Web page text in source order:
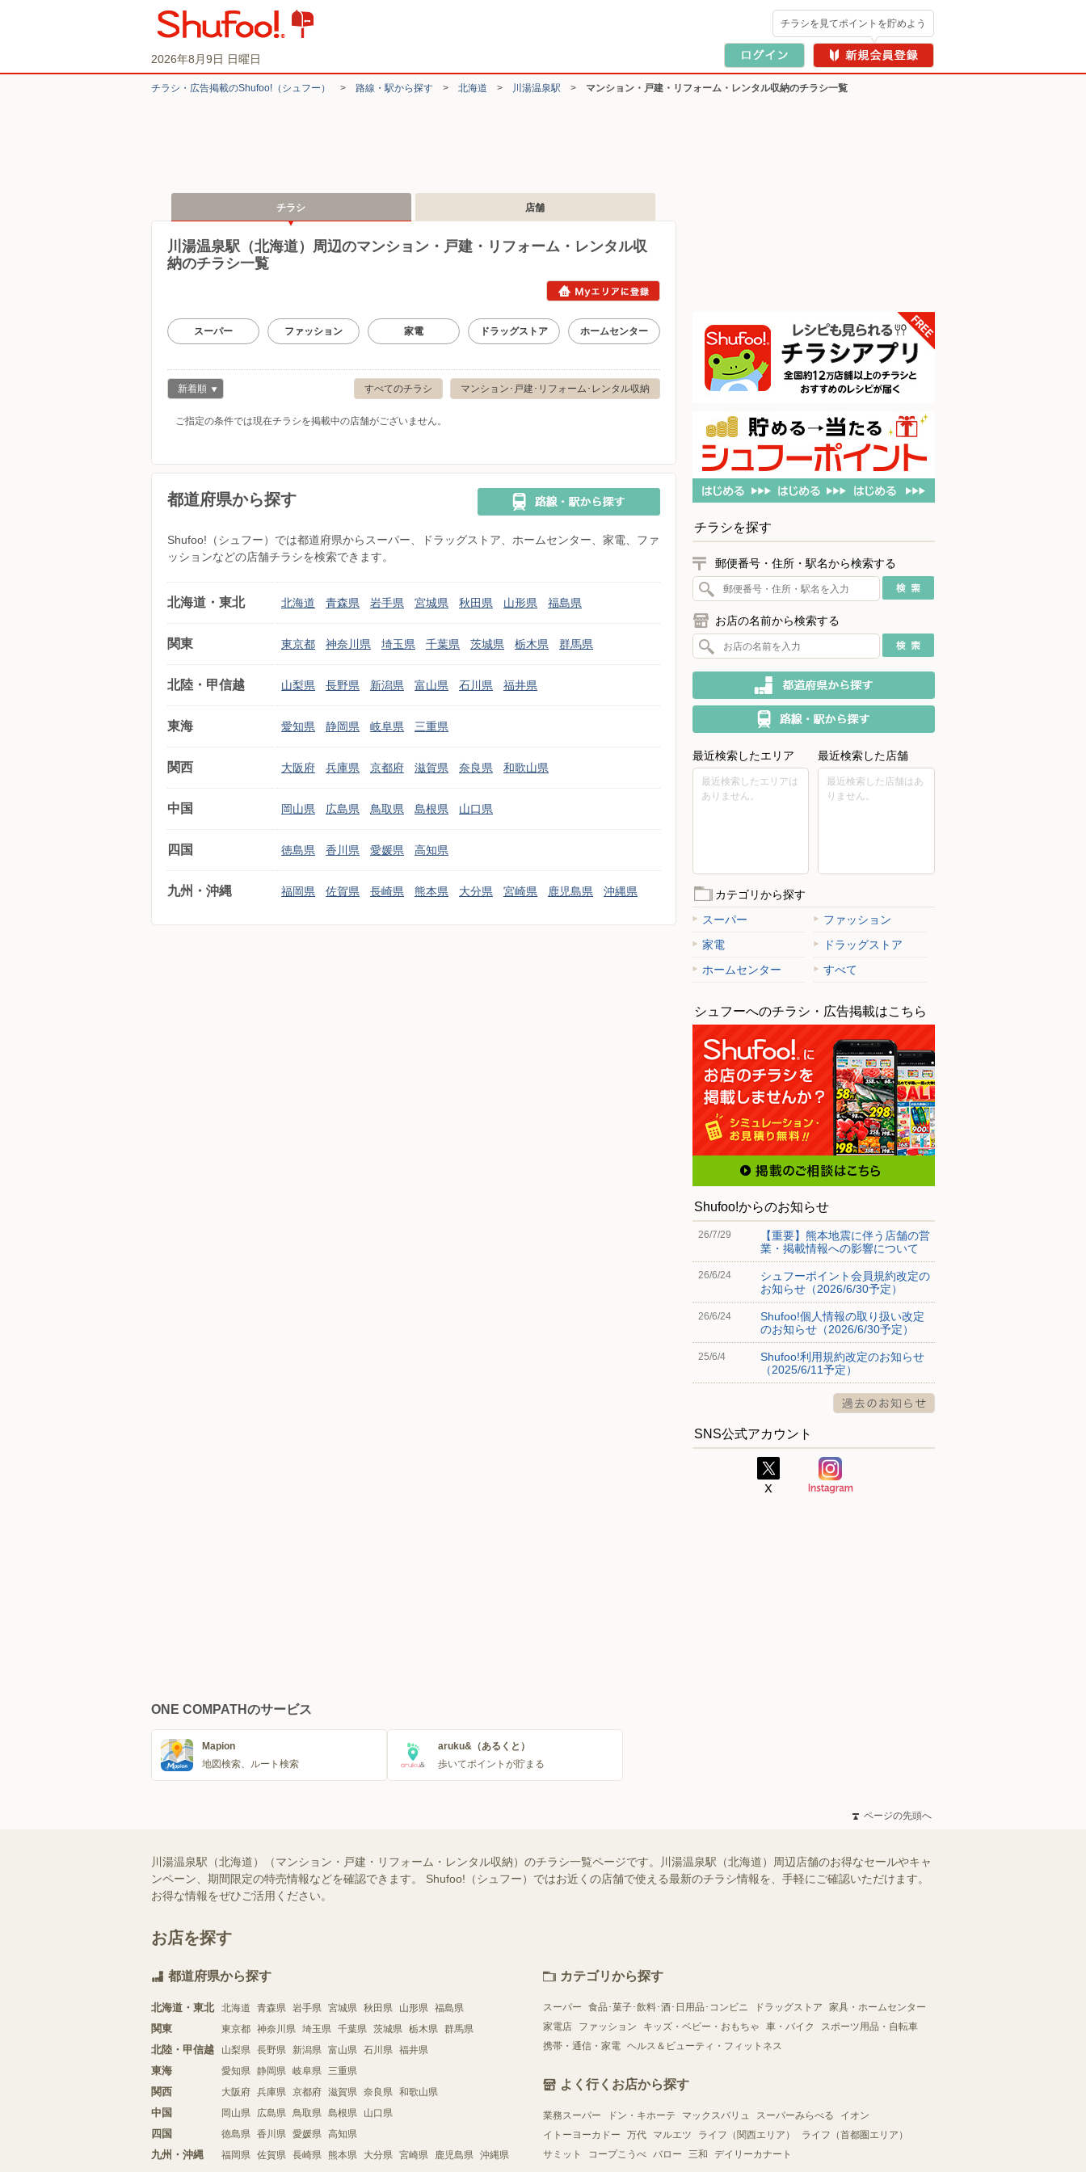
2026年8月9日 日曜日
チラシを見てポイントを貯めよう
チラシ・​広告掲載の​Shufoo!​（シュフー） > 路線・駅から探す > 北海道 > 川湯温泉駅 > マンション・戸建・リフォーム・レンタル収納のチラシ一覧
チラシ 店舗
川湯温泉駅（北海道）周辺のマンション・戸建・リフォーム・レンタル収
納のチラシ一覧
スーパー ファッション 家電 ドラッグストア ホームセンター
マンション･戸建･リフォーム･レンタル収納
すべてのチラシ
新着順
ご指定の条件では現在チラシを掲載中の店舗がございません。
都道府県から探す
Shufoo!（シュフー）では都道府県からスーパー、ドラッグストア、ホームセンター、家電、ファ
ッションなどの店舗チラシを検索できます。
北海道・東北 北海道 青森県 岩手県 宮城県 秋田県 山形県 福島県
関東 東京都 神奈川県 埼玉県 千葉県 茨城県 栃木県 群馬県
北陸・甲信越 山梨県 長野県 新潟県 富山県 石川県 福井県
東海 愛知県 静岡県 岐阜県 三重県
関西 大阪府 兵庫県 京都府 滋賀県 奈良県 和歌山県
中国 岡山県 広島県 鳥取県 島根県 山口県
四国 徳島県 香川県 愛媛県 高知県
九州・沖縄 福岡県 佐賀県 長崎県 熊本県 大分県 宮崎県 鹿児島県 沖縄県
チラシを探す
郵便番号・住所・駅名から検索する
お店の名前から検索する
最近検索したエリア
最近検索したエリアは
ありません。
最近検索した店舗
最近検索した店舗はあ
りません。
カテゴリから探す
スーパー
ファッション
家電
ドラッグストア
ホームセンター
すべて
シュフーへのチラシ・広告掲載はこちら
Shufoo!からのお知らせ
26/7/29
【重要】熊本地震に伴う店舗の営
業・掲載情報への影響について
26/6/24
シュフーポイント会員規約改定の
お知らせ（2026/6/30予定）
26/6/24
Shufoo!個人情報の取り扱い改定
のお知らせ（2026/6/30予定）
25/6/4
Shufoo!利用規約改定のお知らせ
（2025/6/11予定）
SNS公式アカウント
ONE COMPATHのサービス
Mapion
地図検索、ルート検索
aruku&（あるくと）
歩いてポイントが貯まる
ページの先頭へ
川湯温泉駅（北海道）（マンション・戸建・リフォーム・レンタル収納）のチラシ一覧ページです。川湯温泉駅（北海道）周辺店舗のお得なセールやキャ
ンペーン、期間限定の特売情報などを確認できます。 Shufoo!（シュフー）ではお近くの店舗で使える最新のチラシ情報を、手軽にご確認いただけます。
お得な情報をぜひご活用ください。
お店を探す
都道府県から探す
北海道・東北 北海道 青森県 岩手県 宮城県 秋田県 山形県 福島県
関東 東京都 神奈川県 埼玉県 千葉県 茨城県 栃木県 群馬県
北陸・甲信越 山梨県 長野県 新潟県 富山県 石川県 福井県
東海 愛知県 静岡県 岐阜県 三重県
関西 大阪府 兵庫県 京都府 滋賀県 奈良県 和歌山県
中国 岡山県 広島県 鳥取県 島根県 山口県
四国 徳島県 香川県 愛媛県 高知県
九州・沖縄 福岡県 佐賀県 長崎県 熊本県 大分県 宮崎県 鹿児島県 沖縄県
カテゴリから探す
スーパー 食品･菓子･飲料･酒･日用品･コンビニ ドラッグストア
家具・ホームセンター
家電店
ファッション キッズ・ベビー・おもちゃ 車・バイク
スポーツ用品・自転車
携帯・通信・家電 ヘルス＆ビューティ・フィットネス
よく行くお店から探す
業務スーパー ドン・キホーテ マックスバリュ スーパーみらべる
イオン
イトーヨーカドー
万代 マルエツ ライフ（関西エリア）
ライフ（首都圏エリア）
サミット
コープこうべ バロー 三和 デイリーカナート